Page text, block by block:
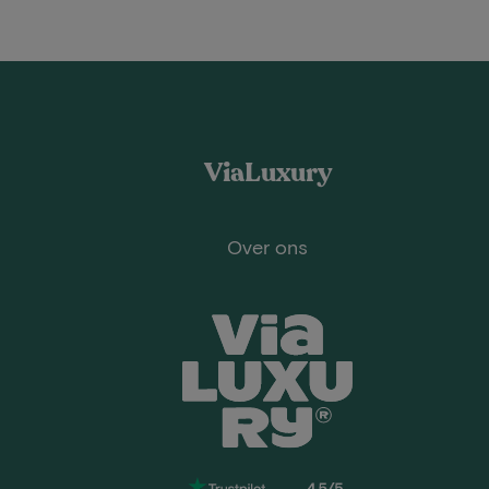
ViaLuxury
Over ons